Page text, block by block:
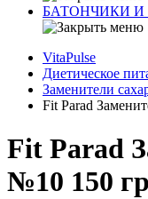
БАТОНЧИКИ И
VitaPulse
Диетическое
Заменители
Fit Parad
Fit Parad
№10 150 гр